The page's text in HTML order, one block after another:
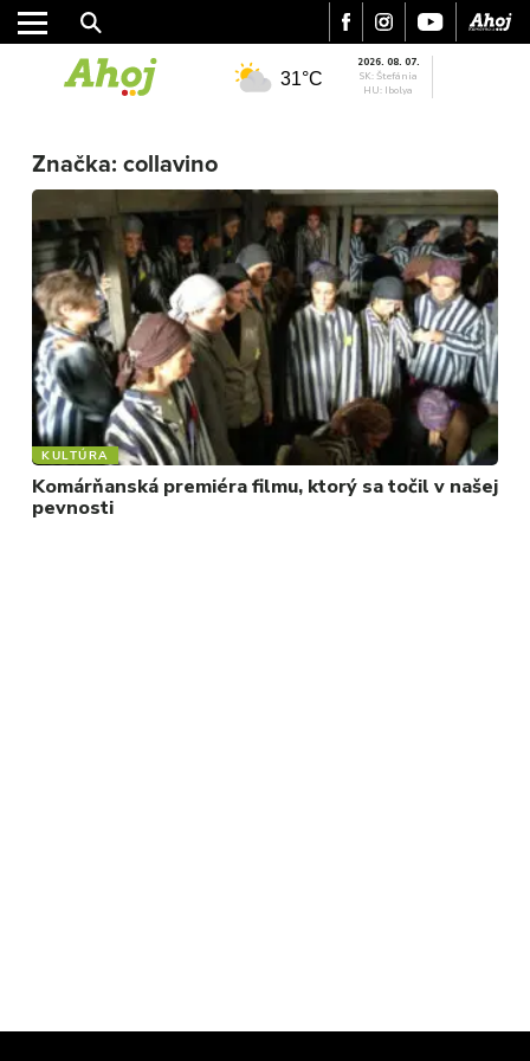
REGIÓN
ŠPORT
KULTÚRA
FOTKY
VIDEO
MIX
31°C
2026. 08. 07.
SK: Štefánia
HU: Ibolya
Značka: collavino
KULTÚRA
Komárňanská premiéra filmu, ktorý sa točil v našej
pevnosti